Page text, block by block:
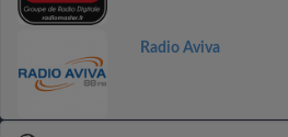
Radio Aviva